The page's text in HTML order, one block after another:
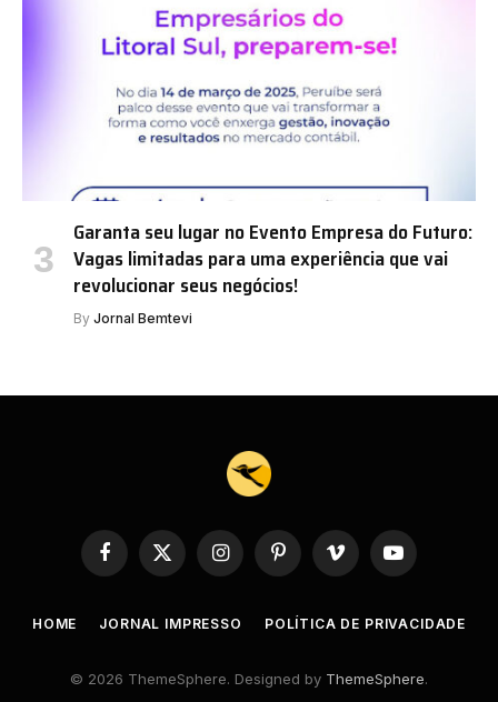
Garanta seu lugar no Evento Empresa do Futuro:
Vagas limitadas para uma experiência que vai
revolucionar seus negócios!
By Jornal Bemtevi
Facebook
X
(Twitter)
InstagramPinterestVimeo YouTube
HOME JORNAL IMPRESSO POLÍTICA DE PRIVACIDADE
© 2026 ThemeSphere. Designed by ThemeSphere.